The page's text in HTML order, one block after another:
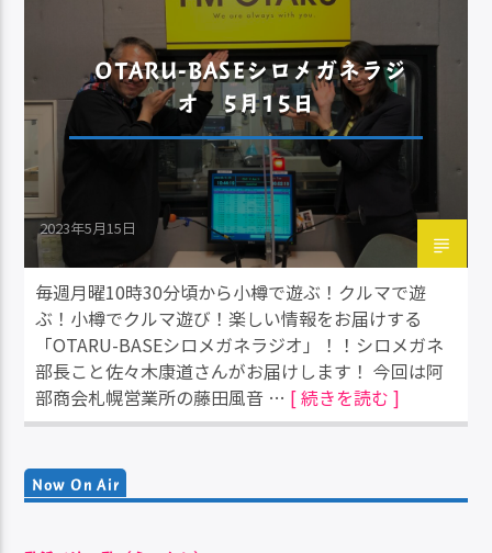
OTARU-BASEシロメガネラジ
オ 5月15日
2023年5月15日
毎週月曜10時30分頃から小樽で遊ぶ！クルマで遊
ぶ！小樽でクルマ遊び！楽しい情報をお届けする
「OTARU-BASEシロメガネラジオ」！！シロメガネ
部長こと佐々木康道さんがお届けします！ 今回は阿
部商会札幌営業所の藤田風音 … [ 続きを読む ]
Now On Air